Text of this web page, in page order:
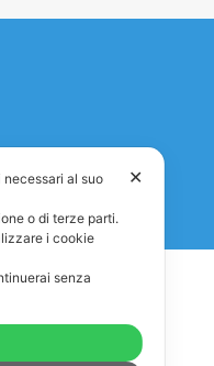
✕
al suo
o di terze parti.
i cookie
senza